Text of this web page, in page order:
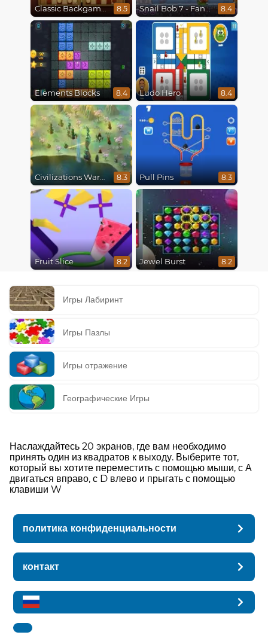
Classic Backgammon 8.5 Snail Bob 7 - Fantasy Story 8.4
Elements Blocks 8.4 Ludo Hero 8.4
Civilizations Wars Master Edition 8.3 Pull Pins 8.3
Fruit Slice 8.2 Jewel Burst 8.2
Игры Лабиринт
Игры Пазлы
Игры отражение
Географические Игры
Наслаждайтесь 20 экранов, где вам необходимо
принять один из квадратов к выходу. Выберите тот,
который вы хотите переместить с помощью мыши, с А
двигаться вправо, с D влево и прыгать с помощью
клавиши W
политика конфиденциальности
контакт